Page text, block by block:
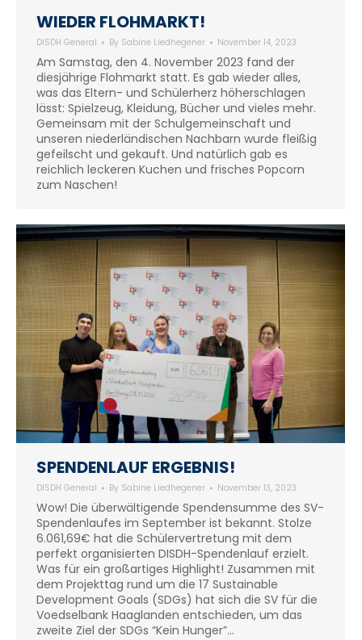
WIEDER FLOHMARKT!
DISDH General By Sabine Liedhegener November 14, 2023
Am Samstag, den 4. November 2023 fand der
diesjährige Flohmarkt statt. Es gab wieder alles,
was das Eltern- und Schülerherz höherschlagen
lässt: Spielzeug, Kleidung, Bücher und vieles mehr.
Gemeinsam mit der Schulgemeinschaft und
unseren niederländischen Nachbarn wurde fleißig
gefeilscht und gekauft. Und natürlich gab es
reichlich leckeren Kuchen und frisches Popcorn
zum Naschen!
SPENDENLAUF ERGEBNIS!
DISDH General By Sabine Liedhegener November 13, 2023
Wow! Die überwältigende Spendensumme des SV-
Spendenlaufes im September ist bekannt. Stolze
6.061,69€ hat die Schülervertretung mit dem
perfekt organisierten DISDH-Spendenlauf erzielt.
Was für ein großartiges Highlight! Zusammen mit
dem Projekttag rund um die 17 Sustainable
Development Goals (SDGs) hat sich die SV für die
Voedselbank Haaglanden entschieden, um das
zweite Ziel der SDGs “Kein Hunger”…